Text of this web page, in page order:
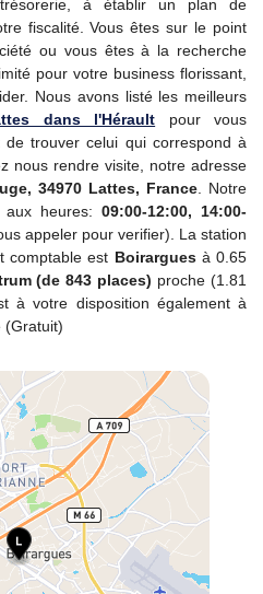
à établir un plan de
fiscalité. Vous êtes sur le point
ou vous êtes à la recherche
pour votre business florissant,
Nous avons listé les meilleurs
dans l'Hérault pour vous
trouver celui qui correspond à
nous rendre visite, notre adresse
34970 Lattes, France. Notre
heures: 09:00-12:00, 14:00-
appeler pour verifier). La station
comptable est Boirarguesà 0.65
(de 843 places) proche (1.81
à votre disposition également à
(Gratuit)